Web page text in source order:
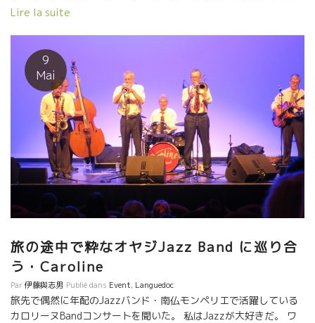
タリ。 白身魚から魚介類パスタまで完璧なマリアージ。
ット・ハーバーの Restaurant Yacht Clubにて。 普通のレストラ
ンにも普通に自然派ワインが入るようになった。 赤ワインのリス
トに Marcel Lapierre マルセル・ラピエールが入っていた。嬉し
かぎり。 マキシム・マニョンはマコンの出身、ボジョレ・ワイン
文化の中で育った。 2002年に、『俺は南仏コルビエールでボジョ
レのように気軽で皆に親しまれるワインを造る！』 と言いなが
ら、コルビエールに移り住んだ。 １６年の歳月を経て、云った通
り、マキシムのワインは軽快で酸があってミネラル感のある、 グ
イグイ体に入っていくスタイルのワインを造っている。とても南
仏の白ワインとは思えない。 グルナッシュ・ブラン、グルナッシ
ュ・グリをここまで爽やかに醸すとは、ブラヴォー！ 出し汁系
の和食にはピッタリの相性だ！La Bégouラ・ベグ
Lire la suite
9
Mai
旅の途中で粋なオヤジJazz Band に巡り合
う・Caroline
Par伊藤與志男 Publié dans Event, Languedoc
旅先で偶然に年配のJazzバンド・南仏モンペリエで活躍している
カロリーヌBandコンサートを聞いた。 私はJazzが大好きだ。 ワ